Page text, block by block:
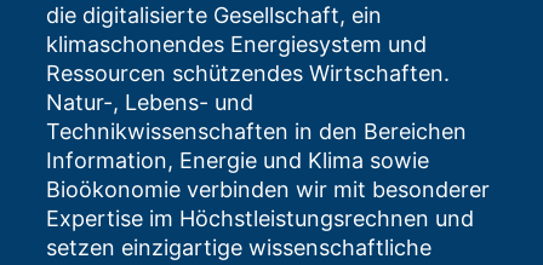
die digitalisierte Gesellschaft, ein
klimaschonendes Energiesystem und
Ressourcen schützendes Wirtschaften.
Natur-, Lebens- und
Technikwissenschaften in den Bereichen
Information, Energie und Klima sowie
Bioökonomie verbinden wir mit besonderer
Expertise im Höchstleistungsrechnen und
setzen einzigartige wissenschaftliche